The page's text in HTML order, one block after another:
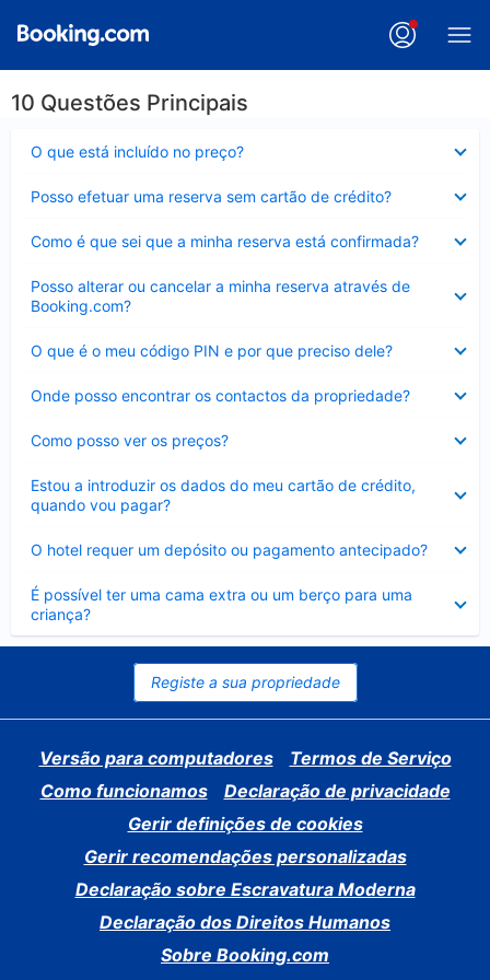
10 Questões Principais
O que está incluído no preço?
fechado
Posso efetuar uma reserva sem cartão de crédito?
fechado
Como é que sei que a minha reserva está confirmada?
fechado
Posso alterar ou cancelar a minha reserva através de
Booking.com?
fechado
O que é o meu código PIN e por que preciso dele?
fechado
Onde posso encontrar os contactos da propriedade?
fechado
Como posso ver os preços?
fechado
Estou a introduzir os dados do meu cartão de crédito,
quando vou pagar?
fechado
O hotel requer um depósito ou pagamento antecipado?
fechado
É possível ter uma cama extra ou um berço para uma
criança?
Elemento
fechado
Registe a sua propriedade
Versão para computadores
Termos de Serviço
Como funcionamos
Declaração de privacidade
Gerir definições de cookies
Gerir recomendações personalizadas
Declaração sobre Escravatura Moderna
Declaração dos Direitos Humanos
Sobre Booking.com